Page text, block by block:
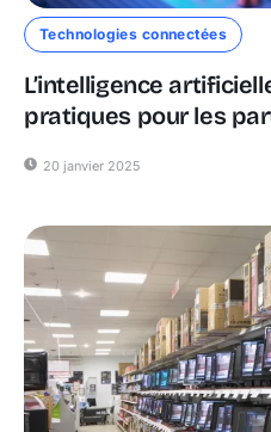
Technologies connectées
L’intelligence
pratiques pour les
20 janvier 2025